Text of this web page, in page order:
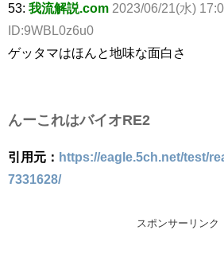
53: 我流解説.com 2023/06/21(水)
ID:9WBL0z6u0
ゲッタマはほんと地味な面白さ
んーこれはバイオRE2
引用元： https://eagle.5ch.net/test/
7331628/
スポンサーリンク